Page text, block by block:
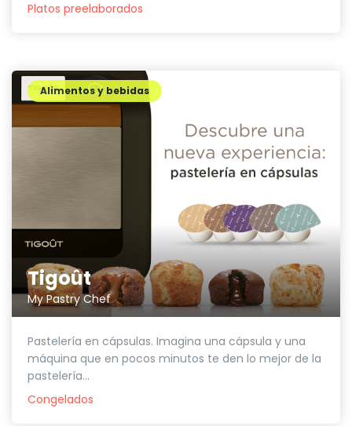
Platos preelaborados
Tigoût
My Pastry Chef
Alimentos y bebidas
Pastelería en cápsulas. Imagina una cápsula y una
máquina que en pocos minutos te den lo mejor de la
pastelería...
Congelados